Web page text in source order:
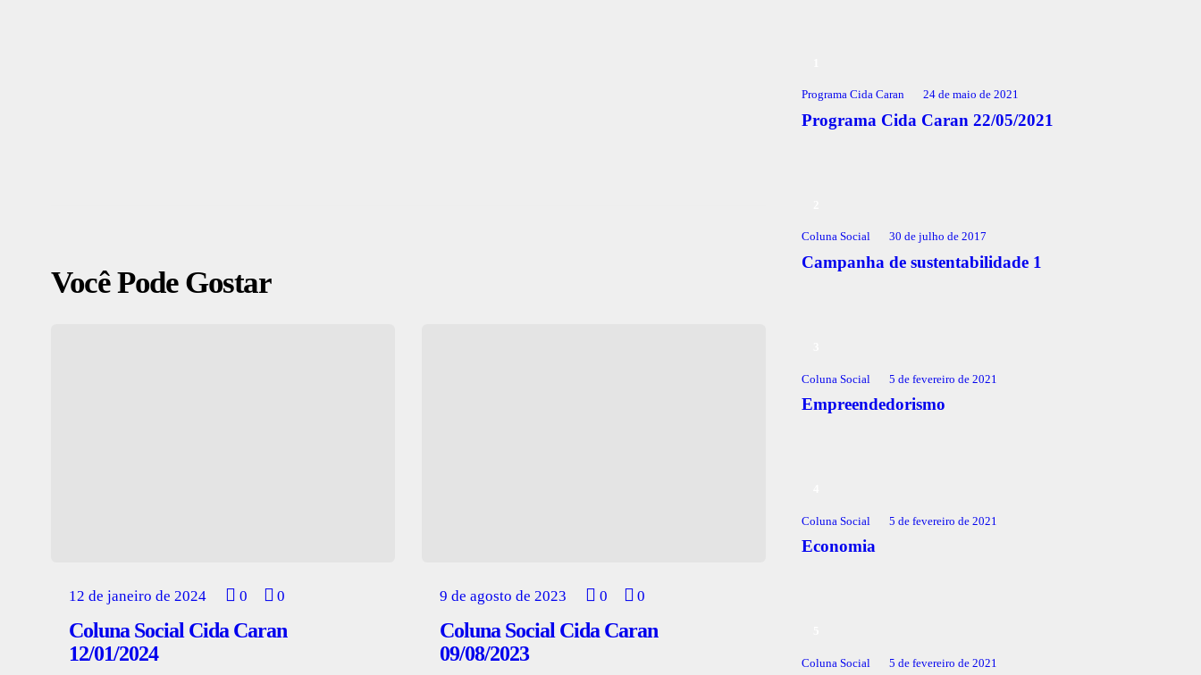
Você Pode Gostar
12 de janeiro de 2024 0 0
Coluna Social Cida Caran
12/01/2024
9 de agosto de 2023 0 0
Coluna Social Cida Caran
09/08/2023
Programa Cida Caran 24 de maio de 2021
Programa Cida Caran 22/05/2021
Coluna Social 30 de julho de 2017
Campanha de sustentabilidade 1
Coluna Social 5 de fevereiro de 2021
Empreendedorismo
Coluna Social 5 de fevereiro de 2021
Economia
Coluna Social 5 de fevereiro de 2021